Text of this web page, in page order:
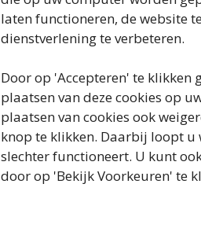
laten functioneren, de website
dienstverlening te verbeteren.
Door op 'Accepteren' te klikken
plaatsen van deze cookies op
plaatsen van cookies ook
knop te klikken. Daarbij loopt u
slechter functioneert. U kunt
door op 'Bekijk Voorkeuren' te